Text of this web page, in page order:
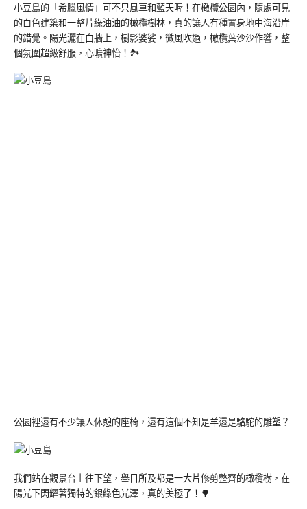
小豆島的「希臘風情」可不只風車和藍天喔！在橄欖公園內，隨處可見
的白色建築和一整片綠油油的橄欖樹林，真的讓人有種置身地中海沿岸
的錯覺。陽光灑在白牆上，樹影婆娑，微風吹過，橄欖葉沙沙作響，整
個氛圍超級舒服，心曠神怡！🏞️
公園裡還有不少讓人休憩的座椅，還有這個不知是羊還是駱駝的雕塑？
我們站在觀景台上往下望，舉目所及都是一大片修剪整齊的橄欖樹，在
陽光下閃耀著獨特的銀綠色光澤，真的美極了！🌳